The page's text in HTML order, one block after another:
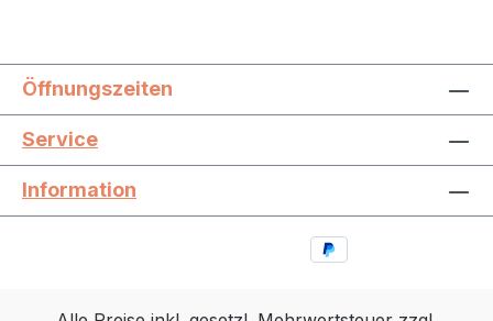
Öffnungszeiten
Service
Information